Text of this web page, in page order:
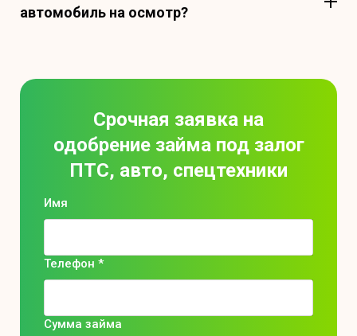
автомобиль на осмотр?
Срочная заявка на
одобрение займа под залог
ПТС, авто, спецтехники
Имя
Телефон *
Сумма займа